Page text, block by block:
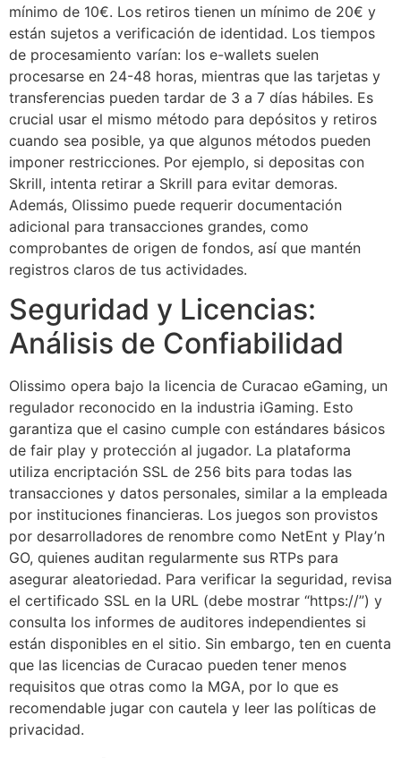
mínimo de 10€. Los retiros tienen un mínimo de 20€ y
están sujetos a verificación de identidad. Los tiempos
de procesamiento varían: los e-wallets suelen
procesarse en 24-48 horas, mientras que las tarjetas y
transferencias pueden tardar de 3 a 7 días hábiles. Es
crucial usar el mismo método para depósitos y retiros
cuando sea posible, ya que algunos métodos pueden
imponer restricciones. Por ejemplo, si depositas con
Skrill, intenta retirar a Skrill para evitar demoras.
Además, Olissimo puede requerir documentación
adicional para transacciones grandes, como
comprobantes de origen de fondos, así que mantén
registros claros de tus actividades.
Seguridad y Licencias:
Análisis de Confiabilidad
Olissimo opera bajo la licencia de Curacao eGaming, un
regulador reconocido en la industria iGaming. Esto
garantiza que el casino cumple con estándares básicos
de fair play y protección al jugador. La plataforma
utiliza encriptación SSL de 256 bits para todas las
transacciones y datos personales, similar a la empleada
por instituciones financieras. Los juegos son provistos
por desarrolladores de renombre como NetEnt y Play’n
GO, quienes auditan regularmente sus RTPs para
asegurar aleatoriedad. Para verificar la seguridad, revisa
el certificado SSL en la URL (debe mostrar “https://”) y
consulta los informes de auditores independientes si
están disponibles en el sitio. Sin embargo, ten en cuenta
que las licencias de Curacao pueden tener menos
requisitos que otras como la MGA, por lo que es
recomendable jugar con cautela y leer las políticas de
privacidad.